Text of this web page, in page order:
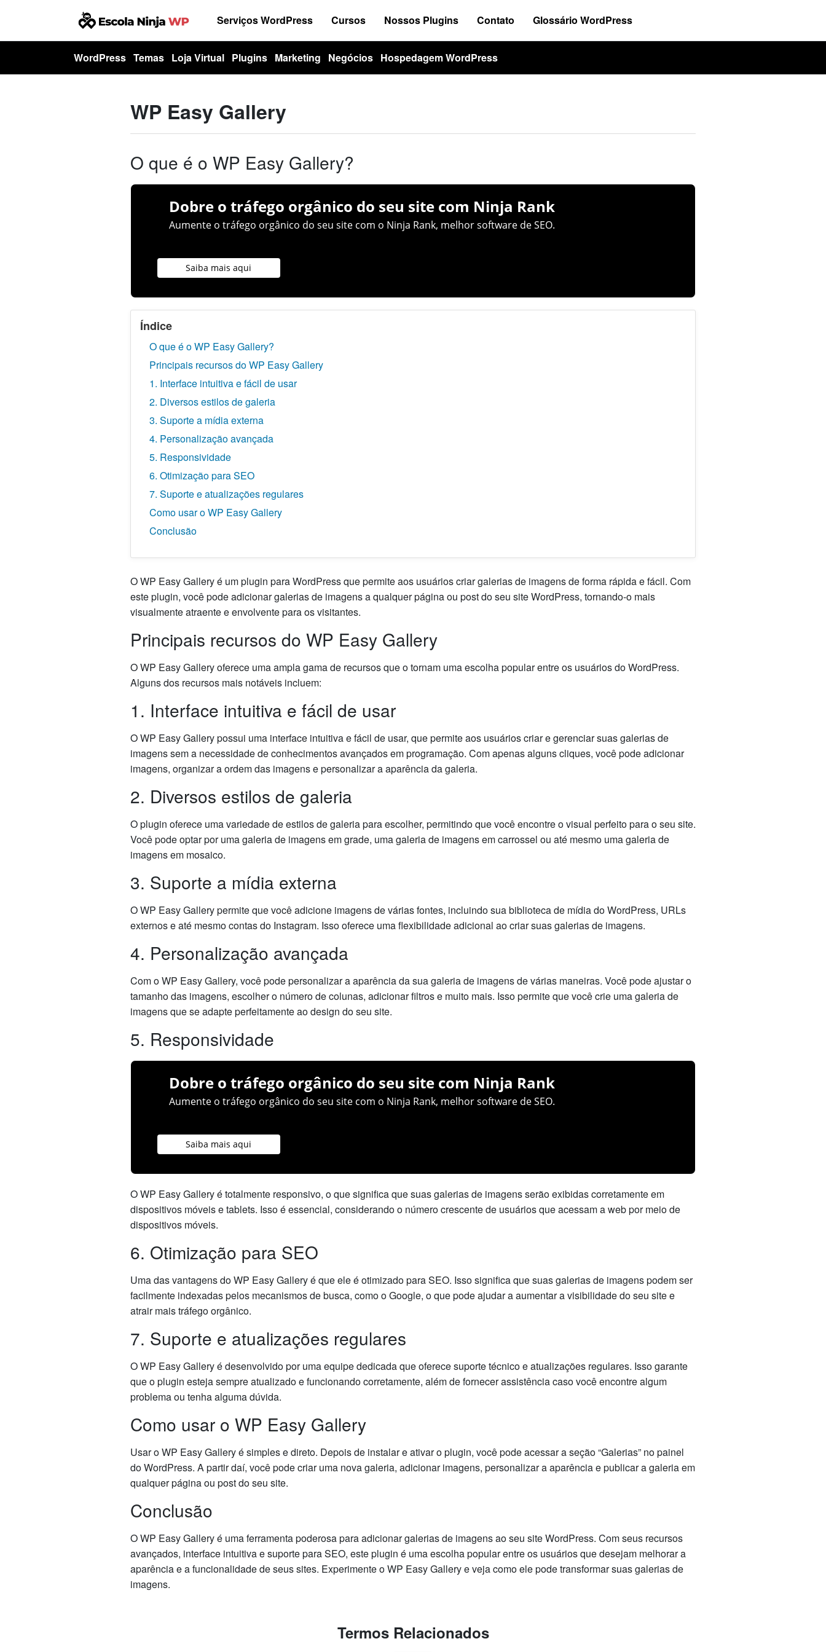
Serviços WordPress Cursos Nossos Plugins Contato Glossário WordPress
WordPress Temas Loja Virtual Plugins Marketing Negócios Hospedagem WordPress
WP Easy Gallery
O que é o WP Easy Gallery?
Dobre o tráfego orgânico do seu site com Ninja Rank
Aumente o tráfego orgânico do seu site com o Ninja Rank, melhor software de SEO.
Saiba mais aqui
Índice
O que é o WP Easy Gallery?
Principais recursos do WP Easy Gallery
1. Interface intuitiva e fácil de usar
2. Diversos estilos de galeria
3. Suporte a mídia externa
4. Personalização avançada
5. Responsividade
6. Otimização para SEO
7. Suporte e atualizações regulares
Como usar o WP Easy Gallery
Conclusão
O WP Easy Gallery é um plugin para WordPress que permite aos usuários criar galerias de imagens de forma rápida e fácil. Com
este plugin, você pode adicionar galerias de imagens a qualquer página ou post do seu site WordPress, tornando-o mais
visualmente atraente e envolvente para os visitantes.
Principais recursos do WP Easy Gallery
O WP Easy Gallery oferece uma ampla gama de recursos que o tornam uma escolha popular entre os usuários do WordPress.
Alguns dos recursos mais notáveis incluem:
1. Interface intuitiva e fácil de usar
O WP Easy Gallery possui uma interface intuitiva e fácil de usar, que permite aos usuários criar e gerenciar suas galerias de
imagens sem a necessidade de conhecimentos avançados em programação. Com apenas alguns cliques, você pode adicionar
imagens, organizar a ordem das imagens e personalizar a aparência da galeria.
2. Diversos estilos de galeria
O plugin oferece uma variedade de estilos de galeria para escolher, permitindo que você encontre o visual perfeito para o seu site.
Você pode optar por uma galeria de imagens em grade, uma galeria de imagens em carrossel ou até mesmo uma galeria de
imagens em mosaico.
3. Suporte a mídia externa
O WP Easy Gallery permite que você adicione imagens de várias fontes, incluindo sua biblioteca de mídia do WordPress, URLs
externos e até mesmo contas do Instagram. Isso oferece uma flexibilidade adicional ao criar suas galerias de imagens.
4. Personalização avançada
Com o WP Easy Gallery, você pode personalizar a aparência da sua galeria de imagens de várias maneiras. Você pode ajustar o
tamanho das imagens, escolher o número de colunas, adicionar filtros e muito mais. Isso permite que você crie uma galeria de
imagens que se adapte perfeitamente ao design do seu site.
5. Responsividade
Dobre o tráfego orgânico do seu site com Ninja Rank
Aumente o tráfego orgânico do seu site com o Ninja Rank, melhor software de SEO.
Saiba mais aqui
O WP Easy Gallery é totalmente responsivo, o que significa que suas galerias de imagens serão exibidas corretamente em
dispositivos móveis e tablets. Isso é essencial, considerando o número crescente de usuários que acessam a web por meio de
dispositivos móveis.
6. Otimização para SEO
Uma das vantagens do WP Easy Gallery é que ele é otimizado para SEO. Isso significa que suas galerias de imagens podem ser
facilmente indexadas pelos mecanismos de busca, como o Google, o que pode ajudar a aumentar a visibilidade do seu site e
atrair mais tráfego orgânico.
7. Suporte e atualizações regulares
O WP Easy Gallery é desenvolvido por uma equipe dedicada que oferece suporte técnico e atualizações regulares. Isso garante
que o plugin esteja sempre atualizado e funcionando corretamente, além de fornecer assistência caso você encontre algum
problema ou tenha alguma dúvida.
Como usar o WP Easy Gallery
Usar o WP Easy Gallery é simples e direto. Depois de instalar e ativar o plugin, você pode acessar a seção “Galerias” no painel
do WordPress. A partir daí, você pode criar uma nova galeria, adicionar imagens, personalizar a aparência e publicar a galeria em
qualquer página ou post do seu site.
Conclusão
O WP Easy Gallery é uma ferramenta poderosa para adicionar galerias de imagens ao seu site WordPress. Com seus recursos
avançados, interface intuitiva e suporte para SEO, este plugin é uma escolha popular entre os usuários que desejam melhorar a
aparência e a funcionalidade de seus sites. Experimente o WP Easy Gallery e veja como ele pode transformar suas galerias de
imagens.
Termos Relacionados